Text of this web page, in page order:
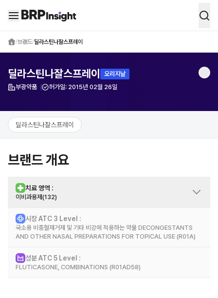
/브랜드/딜라스틴나잘스프레이
딜라스틴나잘스프레이 오리지날
부광약품 허가일: 2015년 02월 26일
딜라스틴나잘스프레이
브랜드 개요
치료 영역 :
이비과용제(132)
효능 효과
중등도에서 중증의 연중 또는 계절성 알레르기성 비염 증상 치료
시장 ATC 3 Level :
국소용 비충혈제거제 및 기타 비강에 적용하는 약물 DECONGESTANTS
AND OTHER NASAL PREPARATIONS FOR TOPICAL USE (R01A)
시장 정보
성분 ATC 5 Level :
FLUTICASONE, COMBINATIONS (R01AD58)